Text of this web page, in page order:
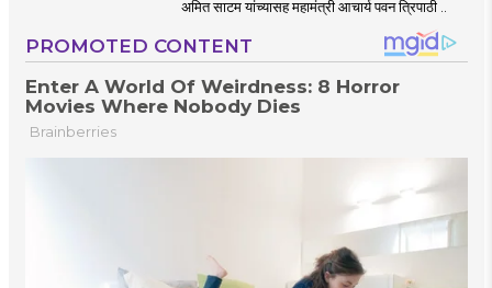
अमित साटम यांच्यासह महामंत्री आचार्य पवन त्रिपाठी ..